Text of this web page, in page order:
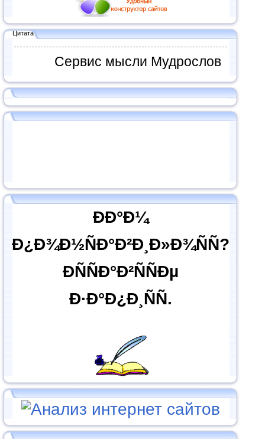
Цитата
Сервис мысли Мудрослов
ÐÐ°Ð¼
Ð¿Ð¾Ð½ÑÐ°Ð²Ð¸Ð»Ð¾ÑÑ?
ÐÑÑÐ°Ð²ÑÑÐµ
Ð·Ð°Ð¿Ð¸ÑÑ.